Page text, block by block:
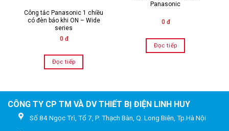
Công tắc Panasonic 1 chiều
có đèn báo khi ON – Wide
series
0 đ
Đọc tiếp
Panasonic
0 đ
Đọc tiếp
CÔNG TY CP TM VÀ DV THIẾT BỊ ĐIỆN LINH HUY
Số 84 Ngọc Trì, Tổ 7, P. Thạch Bàn, Q. Long Biên, Tp.Hà Nội